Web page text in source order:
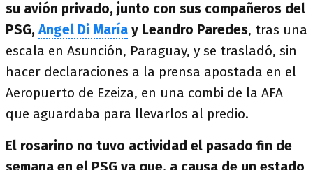
su avión privado, junto con sus compañeros del
PSG,Angel Di María y Leandro Paredes, tras una
escala en Asunción, Paraguay, y se trasladó, sin
hacer declaraciones a la prensa apostada en el
Aeropuerto de Ezeiza, en una combi de la AFA
que aguardaba para llevarlos al predio.
El rosarino no tuvo actividad el pasado fin de